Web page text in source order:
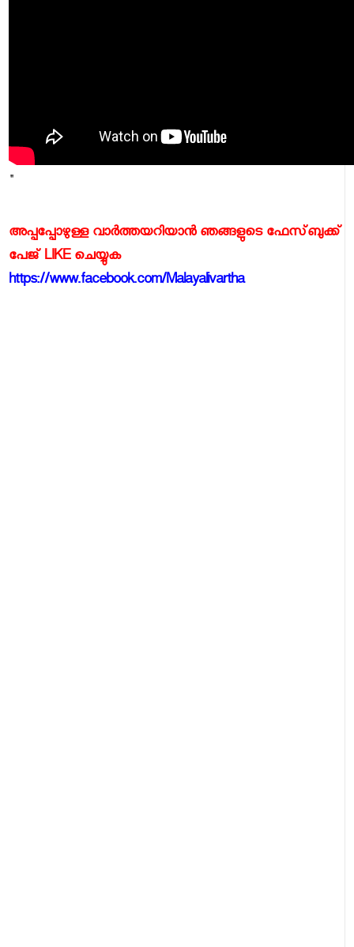
"
അപ്പപ്പോഴുള്ള വാര്‍ത്തയറിയാന്‍ ഞങ്ങളുടെ ഫേസ്‌ബുക്ക്‌
പേജ് LIKE ചെയ്യുക
https://www.facebook.com/Malayalivartha